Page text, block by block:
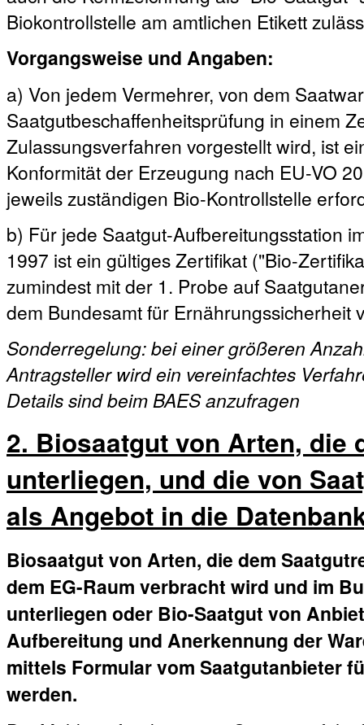
Biokontrollstelle am amtlichen Etikett
Vorgangsweise und Angaben:
a) Von jedem Vermehrer, von dem
Saatgutbeschaffenheitsprüfung in einem
Zulassungsverfahren vorgestellt wird, ist
Konformität der Erzeugung nach EU-VO
jeweils zuständigen Bio-Kontrollstelle
b) Für jede Saatgut-Aufbereitungsstation
1997 ist ein gültiges Zertifikat ("Bio-
zumindest mit der 1. Probe auf
dem Bundesamt für Ernährungssicherheit
Sonderregelung: bei einer größeren
Antragsteller wird ein vereinfachtes
Details sind beim BAES anzufragen
2. Biosaatgut von Arten, die
unterliegen, und die von
als Angebot in die
Biosaatgut von Arten, die dem
dem EG-Raum verbracht wird und im
unterliegen oder Bio-Saatgut von
Aufbereitung und Anerkennung der
mittels Formular vom Saatgutanbieter
werden.